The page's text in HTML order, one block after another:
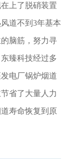
上了脱硝装置
道不到3年基本
脑筋，努力寻
臻科技经过多
电厂锅炉烟道
省了大量人力
寿命恢复到原